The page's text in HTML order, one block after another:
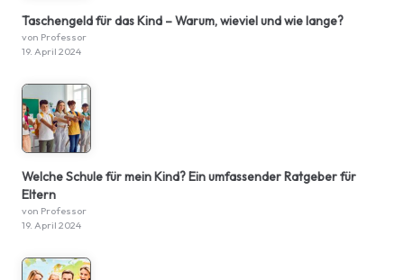
Taschengeld für das Kind – Warum, wieviel und wie lange?
von Professor
19. April 2024
Welche Schule für mein Kind? Ein umfassender Ratgeber für
Eltern
von Professor
19. April 2024